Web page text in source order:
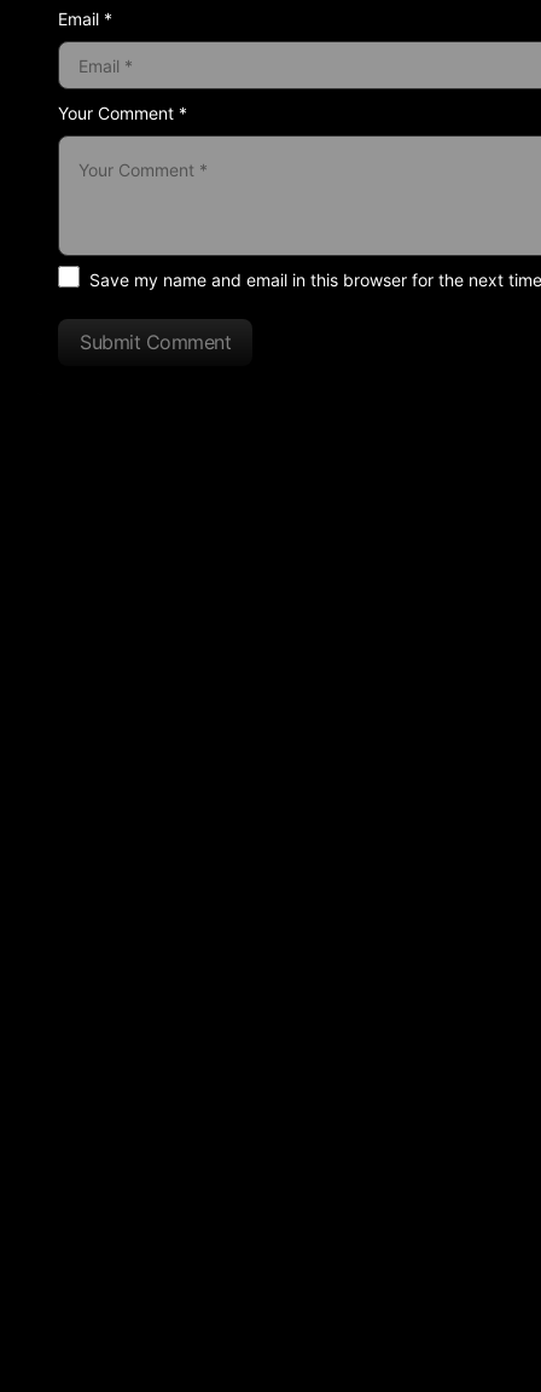
Your Comment *
Email *
Save my name and email in this browser for the next
Submit Comment